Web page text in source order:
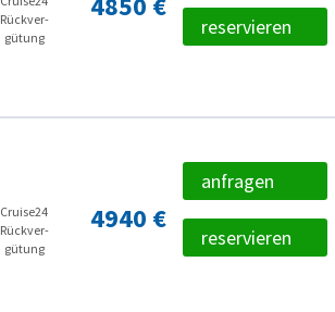
Rückver­
gütung
4850 €
reservieren
Cruise24
Rückver­
gütung
4940 €
anfragen
reservieren